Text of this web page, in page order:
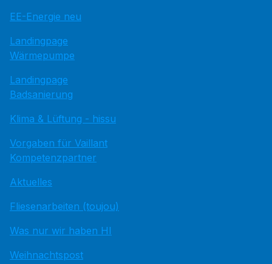
EE-Energie neu
Landingpage
Wärmepumpe
Landingpage
Badsanierung
Klima & Lüftung - hissu
Vorgaben für Vaillant
Kompetenzpartner
Aktuelles
Fliesenarbeiten (toujou)
Was nur wir haben HI
Weihnachtspost